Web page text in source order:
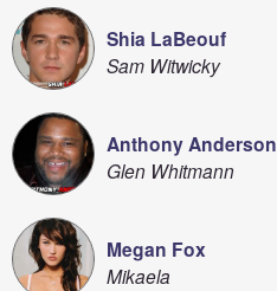
Shia LaBeouf
Sam Witwicky
Anthony Anderson
Glen Whitmann
Megan Fox
Mikaela